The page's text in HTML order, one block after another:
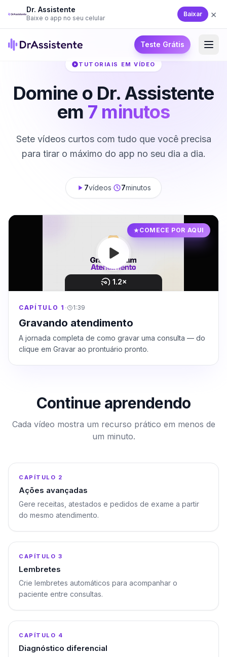
Dr. Assistente
Baixe o app no seu celular
Baixar ×
Teste Grátis
TUTORIAIS EM VÍDEO
Domine o Dr. Assistente
em 7 minutos
Sete vídeos curtos com tudo que você precisa
para tirar o máximo do app no seu dia a dia.
7vídeos· 7minutos
COMECE POR AQUI
CAPÍTULO 1 · 1:39
Gravando atendimento
A jornada completa de como gravar uma consulta — do
clique em Gravar ao prontuário pronto.
Continue aprendendo
Cada vídeo mostra um recurso prático em menos de
um minuto.
02
CAPÍTULO 2
Ações avançadas
Gere receitas, atestados e pedidos de exame a partir
do mesmo atendimento.
03
0:56
CAPÍTULO 3
Lembretes
Crie lembretes automáticos para acompanhar o
paciente entre consultas.
04
0:47
CAPÍTULO 4
Diagnóstico diferencial